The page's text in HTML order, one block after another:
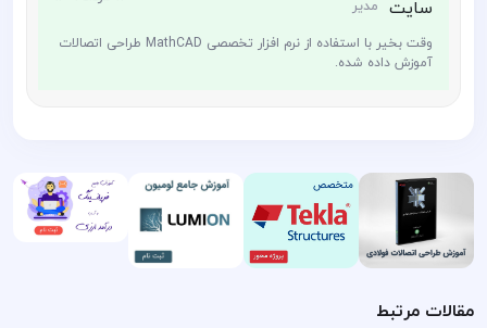
مدیر
وقت بخیر با استفاده از نرم افزار تخصصی MathCAD طراحی اتصالات
آموزش داده شده.
مقالات مرتبط